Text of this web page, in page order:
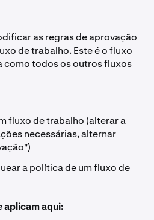
as regras de aprovação
de trabalho. Este é o fluxo
como todos os outros fluxos
fluxo de trabalho (alterar a
necessárias, alternar
a política de um fluxo de
aplicam aqui: